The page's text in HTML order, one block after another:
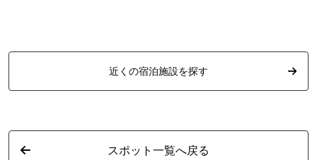
近くの宿泊施設を探す
スポット一覧へ戻る